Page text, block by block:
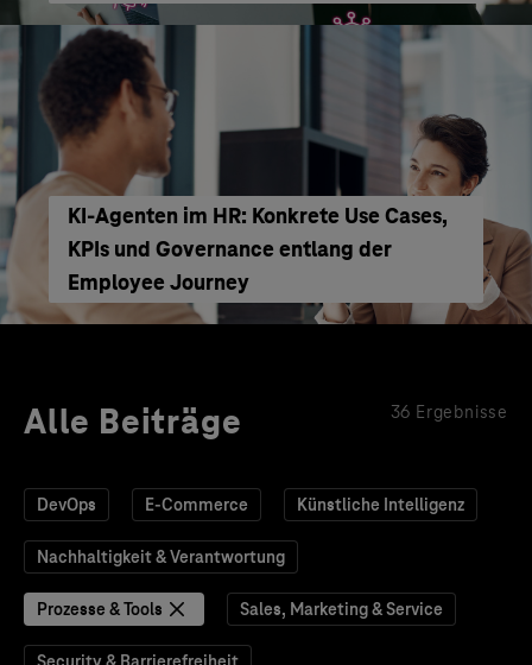
KI‑Agenten im HR: Konkrete Use Cases,
KPIs und Governance entlang der
Employee Journey
Alle Beiträge 36 Ergebnisse
DevOps E-Commerce Künstliche Intelligenz
Nachhaltigkeit & Verantwortung
Prozesse & Tools Sales, Marketing & Service